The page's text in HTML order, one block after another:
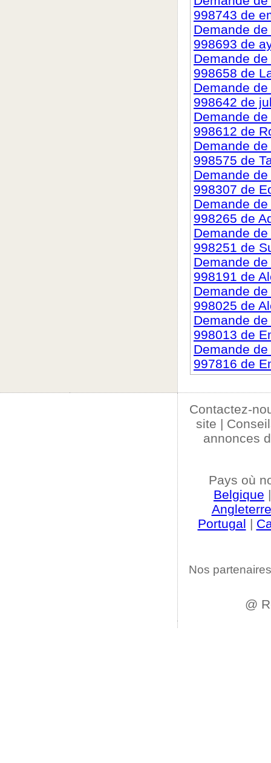
998743 de
Demande
998693 de
Demande
998658 de
Demande
998642 de
Demande
998612 de
Demande
998575 de
Demande
998307 de
Demande
998265 de
Demande
998251 de
Demande
998191 de
Demande
998025 de
Demande
998013 de
Demande
997816 de
Contactez-
site |
annonces
Pays où
Belgique
Angleterre
Portugal |
Nos
@